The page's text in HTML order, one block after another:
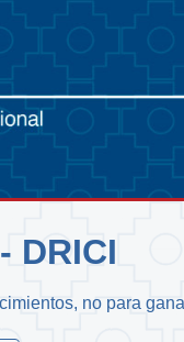
DRICI
no para